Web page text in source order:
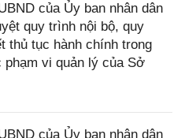
của Ủy ban nhân dân
quy trình nội bộ, quy
thủ tục hành chính trong
vi quản lý của Sở
của Ủy ban nhân dân